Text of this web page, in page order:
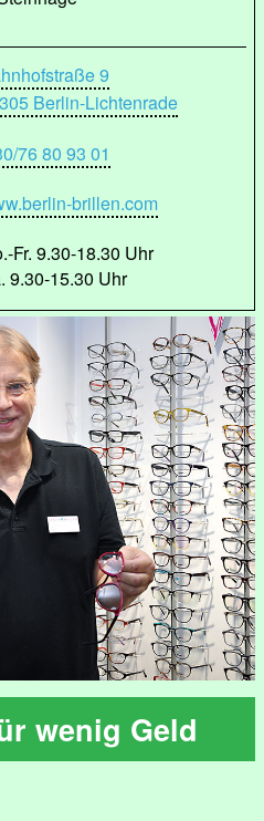
9
Berlin-Lichtenrade
76 80 93 01
brillen.com
Fr. 9.30-18.30 Uhr
9.30-15.30 Uhr
wenig Geld